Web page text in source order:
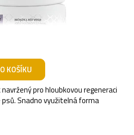
KOŠÍKU
pro hloubkovou regeneraci
Snadno využitelná forma